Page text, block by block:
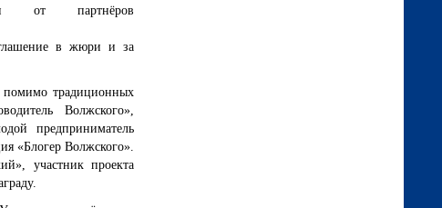
партнёров
в жюри и за
традиционных
Волжского»,
предприниматель
«Блогер Волжского».
участник проекта